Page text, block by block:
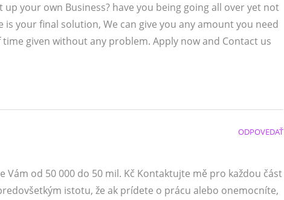
your own Business? have you being going all over yet not
your final solution, We can give you any amount you need
given without any problem. Apply now and Contact us
od 50 000 do 50 mil. Kč Kontaktujte mě pro každou část
istotu, že ak prídete o prácu alebo onemocníte,
ODPOVEDAŤ